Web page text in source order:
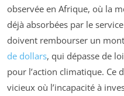
observée en Afrique, où la
déjà absorbées par le
doivent rembourser un
de dollars, qui dépasse de
pour l’action climatique. Ce
vicieux où l’incapacité à